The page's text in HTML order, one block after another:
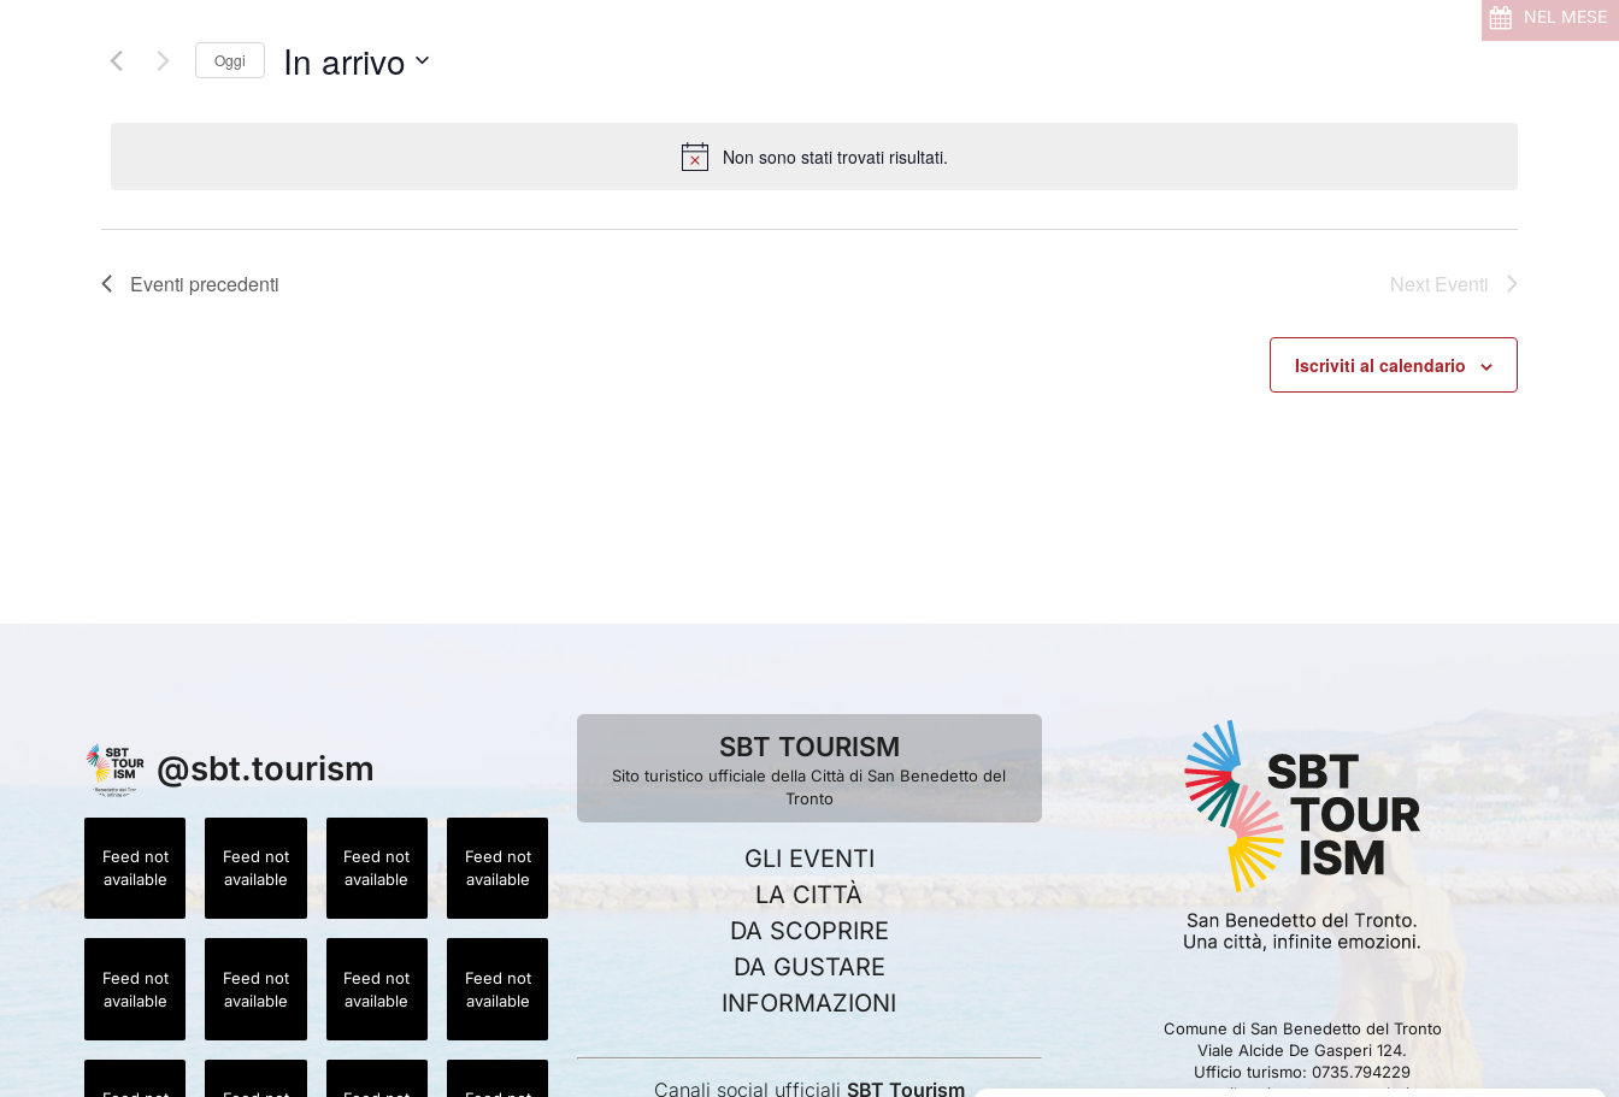
NEL MESE
Notice
Non sono stati trovati risultati.
Oggi In arrivo
Eventi precedenti Next Eventi
Iscriviti al calendario
@sbt.tourism
Feed not
available
Feed not
available
Feed not
available
Feed not
available
Feed not
available
Feed not
available
Feed not
available
Feed not
available
SBT TOURISM
Sito turistico ufficiale della Città di San Benedetto del
Tronto
GLI EVENTI
LA CITTÀ
DA SCOPRIRE
DA GUSTARE
INFORMAZIONI
Canali social ufficiali SBT Tourism
Comune di San Benedetto del Tronto
Viale Alcide De Gasperi 124.
Ufficio turismo: 0735.794229